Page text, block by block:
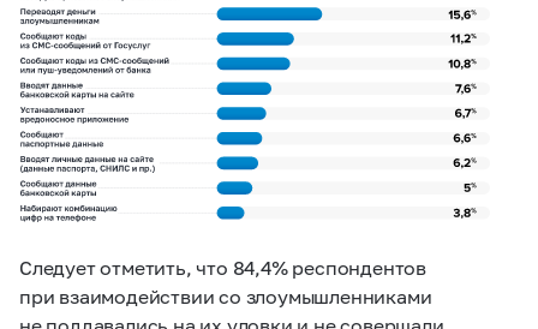
Следует отметить, что 84,4% респондентов
при взаимодействии со злоумышленниками
не поддавались на их уловки и не совершали